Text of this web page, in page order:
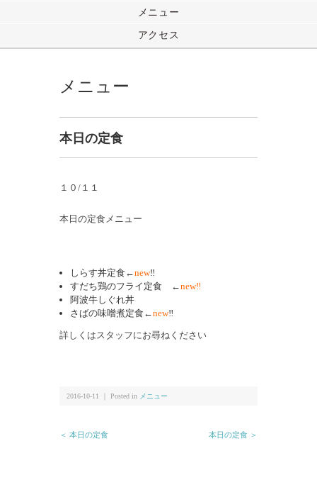
メニュー
アクセス
メニュー
本日の定食
１０/１１
本日の定食メニュー
しらす丼定食←new‼
すだち鶏のフライ定食 ←new‼
阿波牛しぐれ丼
さばの味噌煮定食←new‼
詳しくはスタッフにお尋ねください
2016-10-11 ｜ Posted in メニュー
＜ 本日の定食 本日の定食 ＞